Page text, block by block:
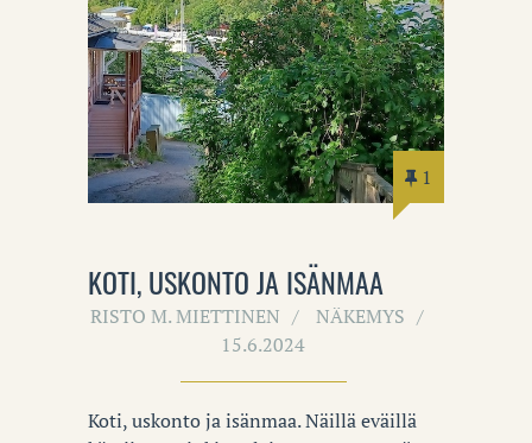
1
KOTI, USKONTO JA ISÄNMAA
RISTO M. MIETTINEN
NÄKEMYS
15.6.2024
Koti, uskonto ja isänmaa. Näillä eväillä